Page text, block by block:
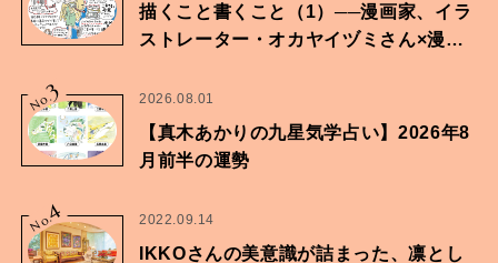
描くこと書くこと（1）──漫画家、イラ
ストレーター・オカヤイヅミさん×漫画
No.
3 2026.08.01
【真木あかりの九星気学占い】2026年8
月前半の運勢
No.
4 2022.09.14
IKKOさんの美意識が詰まった、凛とし